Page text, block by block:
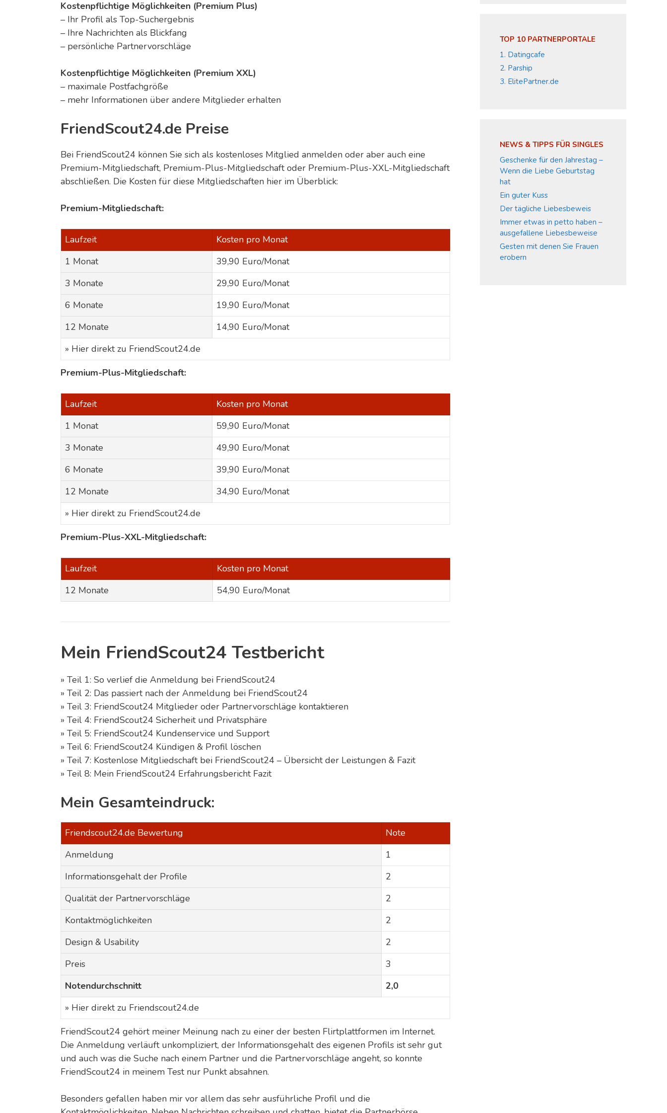
Kostenpflichtige Möglichkeiten (Premium Plus)
– Ihr Profil als Top-Suchergebnis
– Ihre Nachrichten als Blickfang
– persönliche Partnervorschläge
Kostenpflichtige Möglichkeiten (Premium XXL)
– maximale Postfachgröße
– mehr Informationen über andere Mitglieder erhalten
FriendScout24.de Preise
Bei FriendScout24 können Sie sich als kostenloses Mitglied anmelden oder aber auch eine
Premium-Mitgliedschaft, Premium-Plus-Mitgliedschaft oder Premium-Plus-XXL-Mitgliedschaft
abschließen. Die Kosten für diese Mitgliedschaften hier im Überblick:
Premium-Mitgliedschaft:
Laufzeit
Kosten pro Monat
1 Monat
39,90 Euro/Monat
3 Monate
29,90 Euro/Monat
6 Monate
19,90 Euro/Monat
12 Monate
14,90 Euro/Monat
» Hier direkt zu FriendScout24.de
Premium-Plus-Mitgliedschaft:
Laufzeit
Kosten pro Monat
1 Monat
59,90 Euro/Monat
3 Monate
49,90 Euro/Monat
6 Monate
39,90 Euro/Monat
12 Monate
34,90 Euro/Monat
» Hier direkt zu FriendScout24.de
Premium-Plus-XXL-Mitgliedschaft:
Laufzeit
Kosten pro Monat
12 Monate
54,90 Euro/Monat
Mein FriendScout24 Testbericht
» Teil 1: So verlief die Anmeldung bei FriendScout24
» Teil 2: Das passiert nach der Anmeldung bei FriendScout24
» Teil 3: FriendScout24 Mitglieder oder Partnervorschläge kontaktieren
» Teil 4: FriendScout24 Sicherheit und Privatsphäre
» Teil 5: FriendScout24 Kundenservice und Support
» Teil 6: FriendScout24 Kündigen & Profil löschen
» Teil 7: Kostenlose Mitgliedschaft bei FriendScout24 – Übersicht der Leistungen & Fazit
» Teil 8: Mein FriendScout24 Erfahrungsbericht Fazit
Mein Gesamteindruck:
Friendscout24.de Bewertung
Note
Anmeldung
1
Informationsgehalt der Profile
2
Qualität der Partnervorschläge
2
Kontaktmöglichkeiten
2
Design & Usability
2
Preis
3
Notendurchschnitt
2,0
» Hier direkt zu Friendscout24.de
FriendScout24 gehört meiner Meinung nach zu einer der besten Flirtplattformen im Internet.
Die Anmeldung verläuft unkompliziert, der Informationsgehalt des eigenen Profils ist sehr gut
und auch was die Suche nach einem Partner und die Partnervorschläge angeht, so konnte
FriendScout24 in meinem Test nur Punkt absahnen.
Besonders gefallen haben mir vor allem das sehr ausführliche Profil und die
TOP 10 PARTNERPORTALE
1. Datingcafe
2. Parship
3. ElitePartner.de
NEWS & TIPPS FÜR SINGLES
Geschenke für den Jahrestag –
Wenn die Liebe Geburtstag
hat
Ein guter Kuss
Der tägliche Liebesbeweis
Immer etwas in petto haben –
ausgefallene Liebesbeweise
Gesten mit denen Sie Frauen
erobern